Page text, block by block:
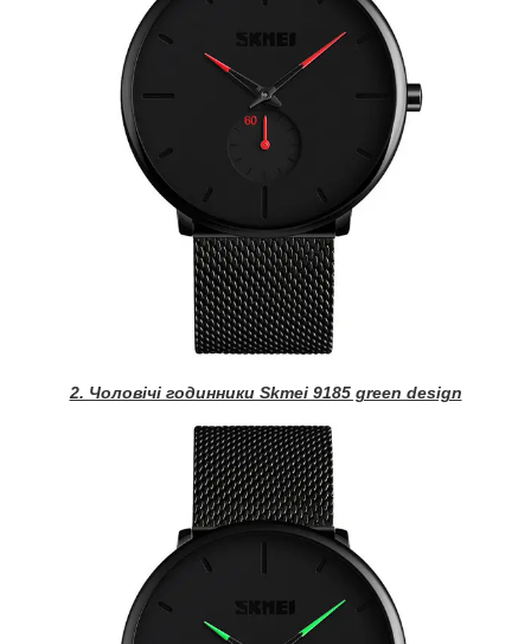
2. Чоловічі годинники Skmei 9185 green design